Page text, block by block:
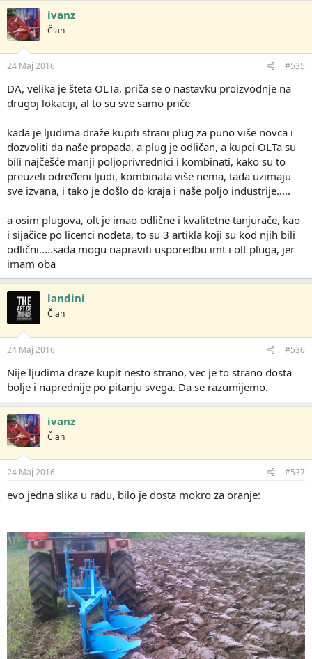
ivanz
Član
24 Maj 2016 #535
DA, velika je šteta OLTa, priča se o nastavku proizvodnje na
drugoj lokaciji, al to su sve samo priče
kada je ljudima draže kupiti strani plug za puno više novca i
dozvoliti da naše propada, a plug je odličan, a kupci OLTa su
bili najčešće manji poljoprivrednici i kombinati, kako su to
preuzeli određeni ljudi, kombinata više nema, tada uzimaju
sve izvana, i tako je došlo do kraja i naše poljo industrije.....
a osim plugova, olt je imao odlične i kvalitetne tanjurače, kao
i sijačice po licenci nodeta, to su 3 artikla koji su kod njih bili
odlični.....sada mogu napraviti usporedbu imt i olt pluga, jer
imam oba
landini
Član
24 Maj 2016 #536
Nije ljudima draze kupit nesto strano, vec je to strano dosta
bolje i naprednije po pitanju svega. Da se razumijemo.
ivanz
Član
24 Maj 2016 #537
evo jedna slika u radu, bilo je dosta mokro za oranje: